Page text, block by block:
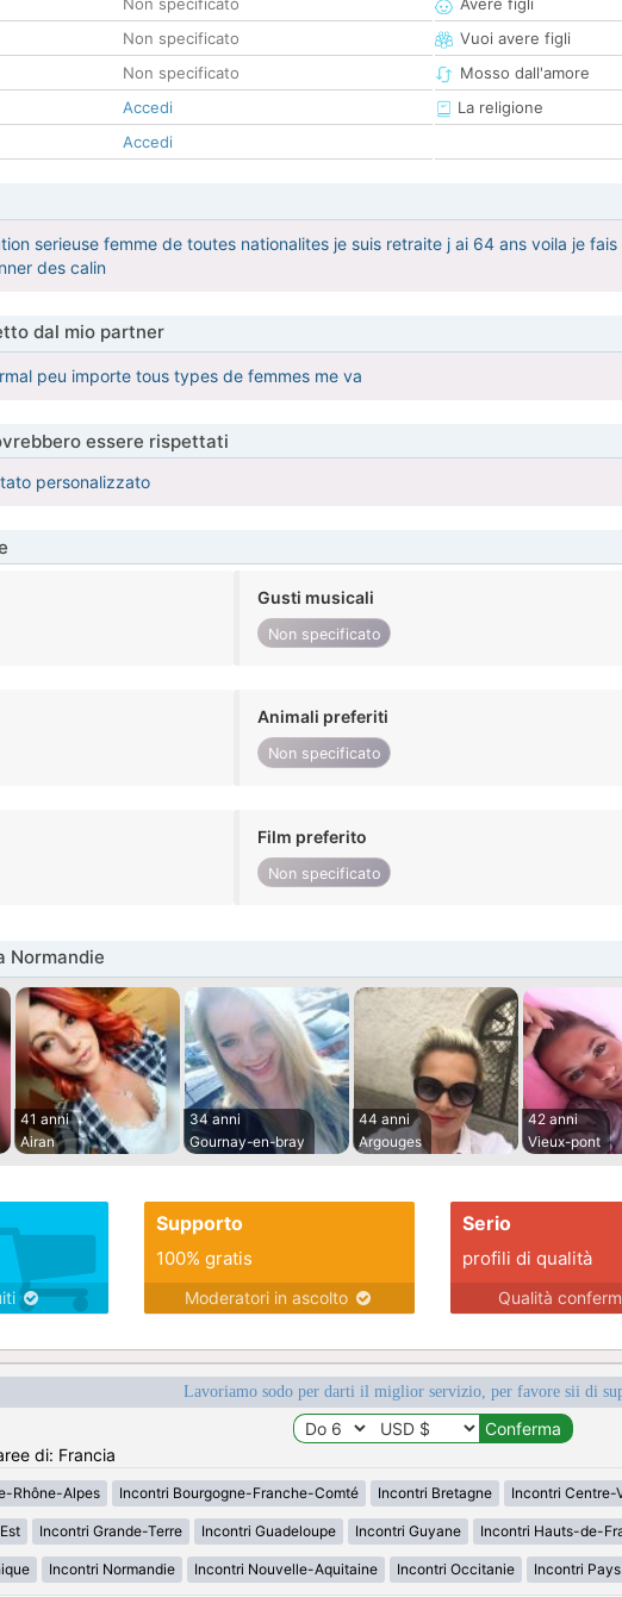
Non specificato
Non specificato
Accedi
Accedi
Vuoi avere figli
Mosso dall'amore
La religione
serieuse femme de toutes nationalites je suis retraite j ai 64 ans voila je
des calin
dal mio partner
peu importe tous types de femmes me va
essere rispettati
personalizzato
Gusti musicali
Non specificato
Animali preferiti
Non specificato
Film preferito
Non specificato
Normandie
41 anni
Airan
34 anni
Gournay-en-bray
44 anni
Argouges
42 anni
Vieux-pont
Supporto
100% gratis
Moderatori in ascolto
Serio
profili di qualità
Qualità
Lavoriamo sodo per darti il miglior servizio, per favore sii di
di: Francia
Rhône-Alpes Incontri Bourgogne-Franche-Comté Incontri Bretagne Incontri Centre-
Incontri Grande-Terre Incontri Guadeloupe Incontri Guyane Incontri Hauts-de-
Incontri Normandie Incontri Nouvelle-Aquitaine Incontri Occitanie Incontri